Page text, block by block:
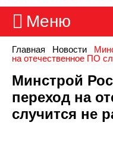
Меню
Главная Новости
на отечественное ПО
Минстрой
переход на
случится не